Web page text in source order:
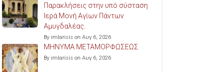
Παρακλήσεις στην υπό σύσταση
Ιερά Μονή Αγίων Πάντων
Αμυγδαλέας.
By imlarisis on Αυγ 6, 2026
ΜΗΝΥΜΑ ΜΕΤΑΜΟΡΦΩΣΕΩΣ
By imlarisis on Αυγ 6, 2026